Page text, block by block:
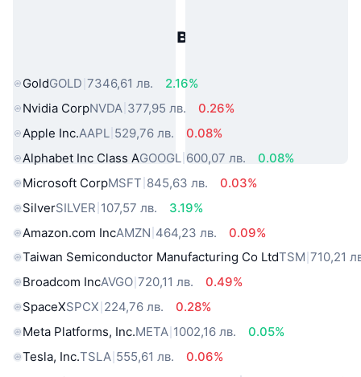
Популярни активи от реалния
GoldGOLD 7346,61 лв.
2.16%
Nvidia CorpNVDA 377,95 лв.
0.26%
Apple Inc.AAPL 529,76 лв.
0.08%
Alphabet Inc Class AGOOGL 600,07 лв.
0.08%
Microsoft CorpMSFT 845,63 лв.
0.03%
SilverSILVER 107,57 лв.
3.19%
Amazon.com IncAMZN 464,23 лв.
0.09%
Taiwan Semiconductor Manufacturing Co LtdTSM 710,21
Broadcom IncAVGO 720,11 лв.
0.49%
SpaceXSPCX 224,76 лв.
0.28%
Meta Platforms, Inc.META 1002,16 лв.
0.05%
Tesla, Inc.TSLA 555,61 лв.
0.06%